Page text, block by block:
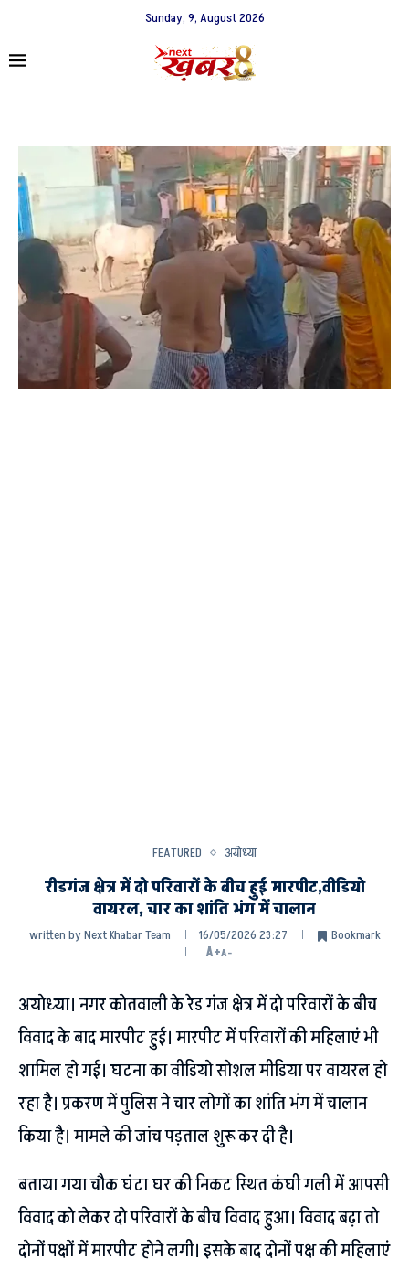
Sunday, 9, August 2026
FEATURED अयोध्या
रीडगंज क्षेत्र में दो परिवारों के बीच हुई मारपीट,वीडियो
वायरल, चार का शांति भंग में चालान
written byNext Khabar Team 16/05/2026 23:27
Bookmark
A+A-
अयोध्या। नगर कोतवाली के रेड गंज क्षेत्र में दो परिवारों के बीच
विवाद के बाद मारपीट हुई। मारपीट में परिवारों की महिलाएं भी
शामिल हो गई। घटना का वीडियो सोशल मीडिया पर वायरल हो
रहा है। प्रकरण में पुलिस ने चार लोगों का शांति भंग में चालान
किया है। मामले की जांच पड़ताल शुरू कर दी है।
बताया गया चौक घंटा घर की निकट स्थित कंघी गली में आपसी
विवाद को लेकर दो परिवारों के बीच विवाद हुआ। विवाद बढ़ा तो
दोनों पक्षों में मारपीट होने लगी। इसके बाद दोनों पक्ष की महिलाएं